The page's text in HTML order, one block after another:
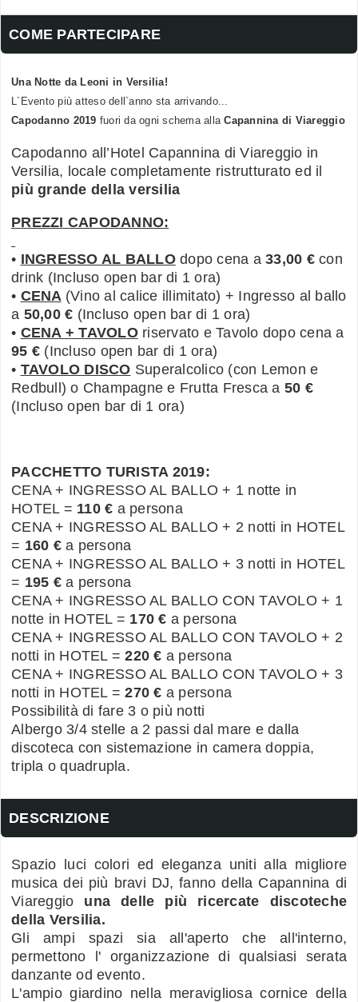
COME PARTECIPARE
Una Notte da Leoni in Versilia!
L`Evento più atteso dell`anno sta arrivando...
Capodanno 2019 fuori da ogni schema allaCapannina di Viareggio
Capodanno all’Hotel Capannina di Viareggio in
Versilia, locale completamente ristrutturato ed il
più grande della versilia
PREZZI CAPODANNO:
• INGRESSO AL BALLOdopo cena a 33,00 € con
drink (Incluso open bar di 1 ora)
• CENA (Vino al calice illimitato) + Ingresso al ballo
a 50,00 € (Incluso open bar di 1 ora)
• CENA + TAVOLOriservato e Tavolo dopo cena a
95 € (Incluso open bar di 1 ora)
• TAVOLO DISCO Superalcolico (con Lemon e
Redbull) o Champagne e Frutta Fresca a 50 €
(Incluso open bar di 1 ora)
PACCHETTO TURISTA 2019:
CENA + INGRESSO AL BALLO + 1 notte in
HOTEL = 110 € a persona
CENA + INGRESSO AL BALLO + 2 notti in HOTEL
= 160 € a persona
CENA + INGRESSO AL BALLO + 3 notti in HOTEL
= 195 €a persona
CENA + INGRESSO AL BALLO CON TAVOLO + 1
notte in HOTEL = 170 € a persona
CENA + INGRESSO AL BALLO CON TAVOLO + 2
notti in HOTEL = 220 € a persona
CENA + INGRESSO AL BALLO CON TAVOLO + 3
notti in HOTEL =270 € a persona
Possibilità di fare 3 o più notti
Albergo 3/4 stelle a 2 passi dal mare e dalla
discoteca con sistemazione in camera doppia,
tripla o quadrupla.
DESCRIZIONE
Spazio luci colori ed eleganza uniti alla migliore
musica dei più bravi DJ, fanno della Capannina di
Viareggio una delle più ricercate discoteche
della Versilia.
Gli ampi spazi sia all'aperto che all'interno,
permettono l' organizzazione di qualsiasi serata
danzante od evento.
L'ampio giardino nella meravigliosa cornice della